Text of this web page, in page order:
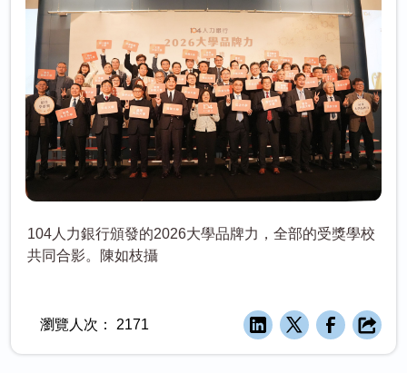
104人力銀行頒發的2026大學品牌力，全部的受獎學校
共同合影。陳如枝攝
瀏覽人次： 2171